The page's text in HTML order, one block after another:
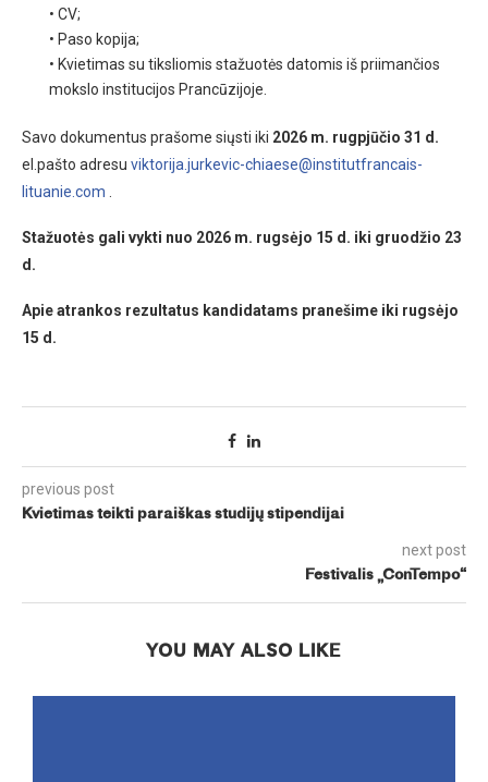
• CV;
• Paso kopija;
• Kvietimas su tiksliomis stažuotės datomis iš priimančios
mokslo institucijos Prancūzijoje.
Savo dokumentus prašome siųsti iki 2026 m. rugpjūčio 31 d.
el.pašto adresu viktorija.jurkevic-chiaese@institutfrancais-
lituanie.com .
Stažuotės gali vykti nuo 2026 m. rugsėjo 15 d. iki gruodžio 23
d.
Apie atrankos rezultatus kandidatams pranešime iki rugsėjo
15 d.
previous post
Kvietimas teikti paraiškas studijų stipendijai
next post
Festivalis „ConTempo“
YOU MAY ALSO LIKE